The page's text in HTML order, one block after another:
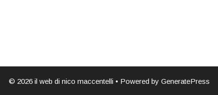
© 2026 il web di nico maccentelli• Powered by GeneratePress